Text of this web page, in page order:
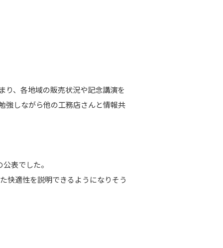
り、各地域の販売状況や記念講演を
強しながら他の工務店さんと情報共
表でした。
快適性を説明できるようになりそう